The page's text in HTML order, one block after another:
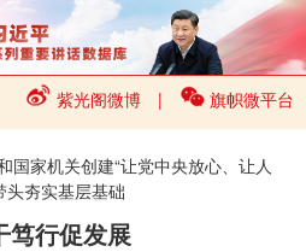
紫光阁微博 | 旗帜微平台
国家机关创建“让党中央放心、让人
头夯实基层基础
笃行促发展